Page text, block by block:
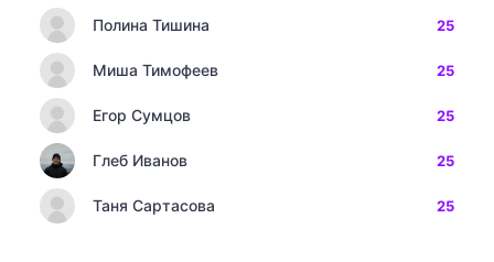
Полина Тишина 25
Миша Тимофеев 25
Егор Сумцов 25
Глеб Иванов 25
Таня Сартасова 25